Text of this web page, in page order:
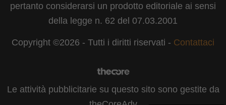
pertanto considerarsi un prodotto editoriale ai sensi
della legge n. 62 del 07.03.2001
Copyright ©2026 - Tutti i diritti riservati - Contattaci
Le attività pubblicitarie su questo sito sono gestite da